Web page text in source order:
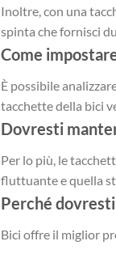
Inoltre, con una
spinta che fornisci
Come
È possibile
tacchette della bici
Dovresti
Per lo più, le
fluttuante e quella
Perché
Bici offre il miglior